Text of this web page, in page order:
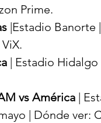
Prime.
|Estadio Banorte
| Estadio Hidalgo
vs América |
| Dónde ver: